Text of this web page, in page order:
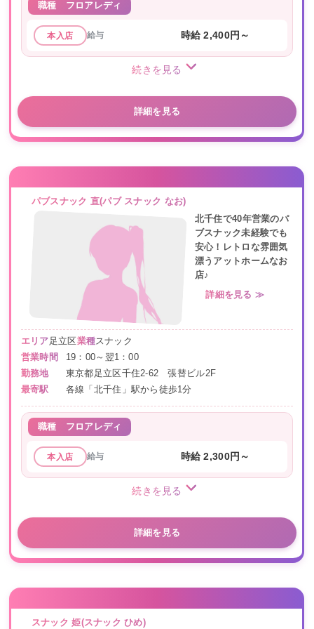
職種 フロアレディ
本入店 給与 時給 2,400円～
続きを見る
詳細を見る
パブスナック 直(パブ スナック なお)
北千住で40年営業のパ
ブスナック未経験でも
安心！レトロな雰囲気
漂うアットホームなお
店♪
詳細を見る ≫
エリア足立区 業種スナック
営業時間
19：00～翌1：00
勤務地
東京都足立区千住2-62 張替ビル2F
最寄駅
各線「北千住」駅から徒歩1分
職種 フロアレディ
本入店 給与 時給 2,300円～
続きを見る
詳細を見る
スナック 姫(スナック ひめ)